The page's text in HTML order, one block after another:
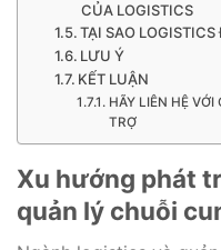
CỦA LOGISTICS
TẠI SAO
LƯU Ý
KẾT LUẬN
HÃY LIÊN HỆ
TRỢ
Xu hướng phát
quản lý chuỗi